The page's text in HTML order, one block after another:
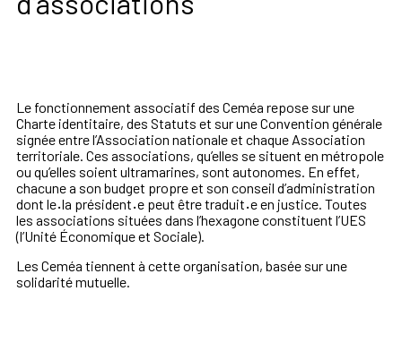
Le fonctionnement associatif des Ceméa repose surune
Charte identitaire, des Statuts et sur une Convention générale
signée entre l’Association nationale et chaque Association
territoriale. Ces associations, qu’elles se situent en métropole
ou qu’elles soient ultramarines, sont autonomes. En effet,
chacune a son budget propre et son conseil d’administration
dont le·la président·e peut être traduit·e en justice. Toutes
les associations situées dans l’hexagone constituent l’UES
(l’Unité Économique et Sociale).
Les Ceméa tiennent à cette organisation, basée sur une
solidarité mutuelle.